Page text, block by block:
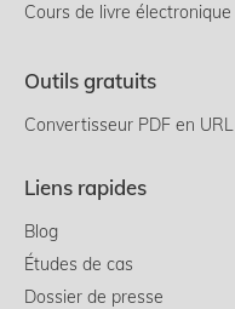
Cours de livre électronique
Outils gratuits
Convertisseur PDF en URL
Liens rapides
Blog
Études de cas
Dossier de presse